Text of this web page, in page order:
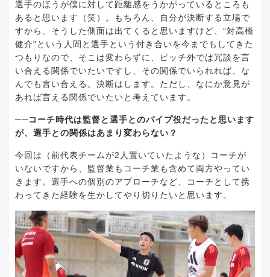
選手のほうが僕に対して距離感をうかがっているところも
あると思います（笑）。もちろん、自分が決断する立場で
すから、そうした側面は出てくると思いますけど、“対高橋
健介”という人間と選手という付き合いを今までもしてきた
つもりなので、そこは変わらずに、ピッチ外では冗談を言
い合える関係でいたいですし、その関係でいられれば、な
んでも言い合える。決断はします。ただし、なにか意見が
あれば言える関係でいたいと考えています。
──コーチ時代は監督と選手とのパイプ役だったと思います
が、選手との関係はあまり変わらない？
今回は（前代表チームが2人置いていたような）コーチが
いないですから、監督業もコーチ業も含めて両方やってい
きます。選手への個別のアプローチなど、コーチとして携
わってきた経験を生かしてやり切りたいと思います。